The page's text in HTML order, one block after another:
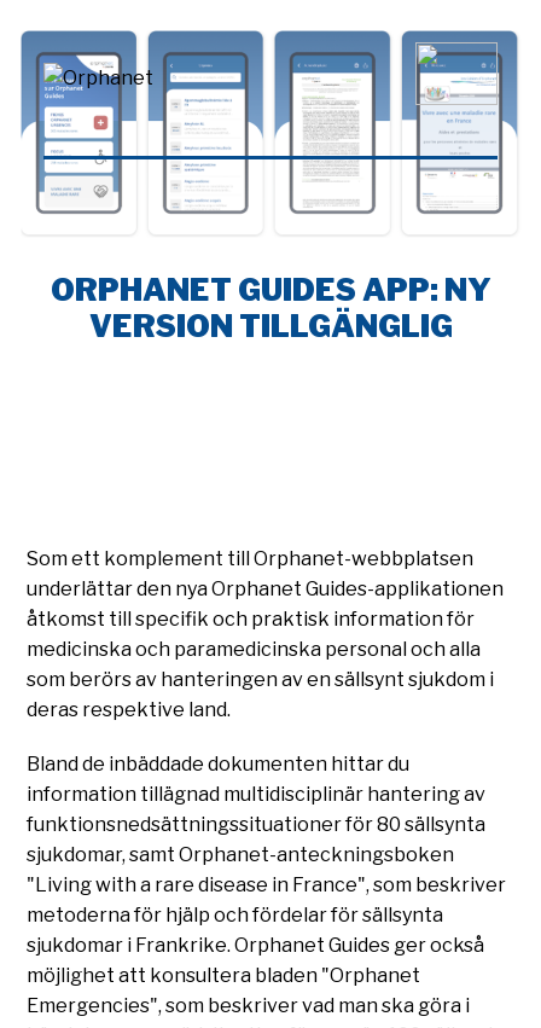
ORPHANET GUIDES APP: NY
VERSION TILLGÄNGLIG
Som ett komplement till Orphanet-webbplatsen
underlättar den nya Orphanet Guides-applikationen
åtkomst till specifik och praktisk information för
medicinska och paramedicinska personal och alla
som berörs av hanteringen av en sällsynt sjukdom i
deras respektive land.
Bland de inbäddade dokumenten hittar du
information tillägnad multidisciplinär hantering av
funktionsnedsättningssituationer för 80 sällsynta
sjukdomar, samt Orphanet-anteckningsboken
"Living with a rare disease in France", som beskriver
metoderna för hjälp och fördelar för sällsynta
sjukdomar i Frankrike. Orphanet Guides ger också
möjlighet att konsultera bladen "Orphanet
Emergencies", som beskriver vad man ska göra i